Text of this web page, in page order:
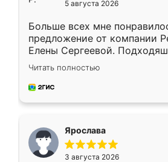
5 августа 2026
Больше всех мне
предложение от компании
Елены Сергеевой.
короткие сроки
для замера сотрудник
предложил по моему эскизу
Читать полностью
Ярослава
3 августа 2026